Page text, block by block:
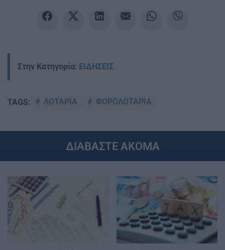
Στην Κατηγορία: ΕΙΔΗΣΕΙΣ
TAGS: ΛΟΤΑΡΙΑ ΦΟΡΟΛΟΤΑΡΙΑ
ΔΙΑΒΑΣΤΕ ΑΚΟΜΑ